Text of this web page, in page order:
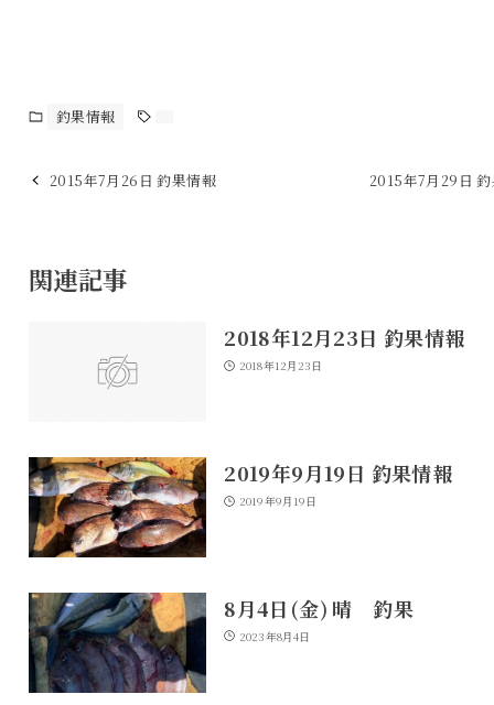
釣果情報
2015年7月26日 釣果情報 2015年7月29日
関連記事
2018年12月23日 釣果情報
2018年12月23日
2019年9月19日 釣果情報
2019年9月19日
8月4日(金) 晴 釣果
2023年8月4日